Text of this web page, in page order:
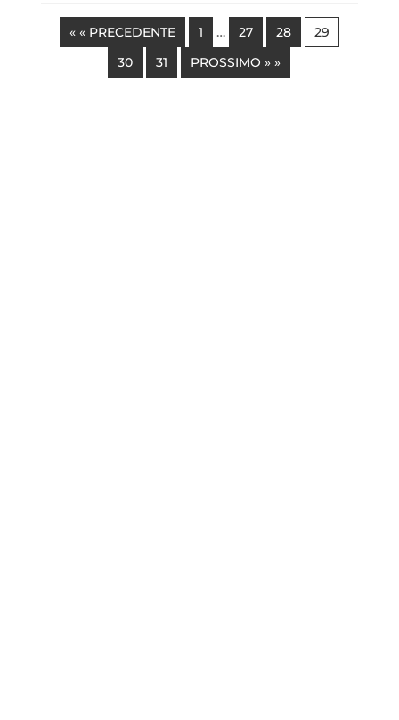
« « PRECEDENTE 1 … 27 28
29
30
31 PROSSIMO » »